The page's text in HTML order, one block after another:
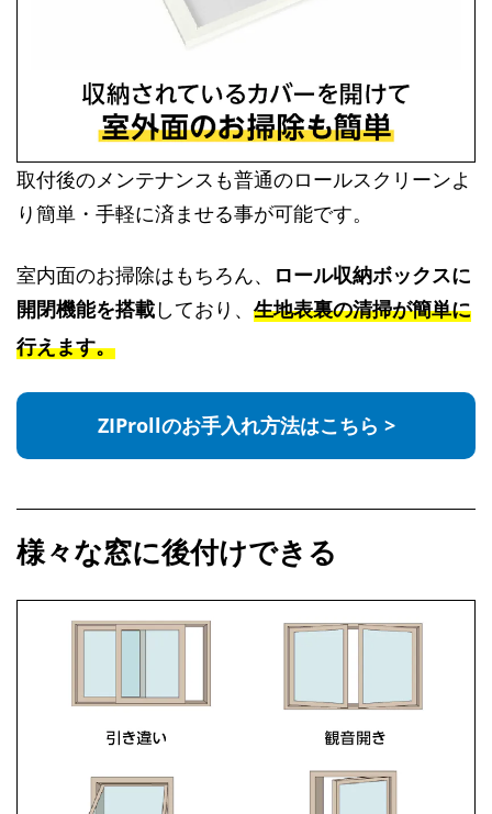
取付後のメンテナンスも普通のロールスクリーンよ
り簡単・手軽に済ませる事が可能です。
室内面のお掃除はもちろん、
ロール収納ボックスに
開閉機能を搭載しており、 生地表裏の清掃が簡単に
行えます。
ZIProllのお手入れ方法はこちら >
様々な窓に後付けできる